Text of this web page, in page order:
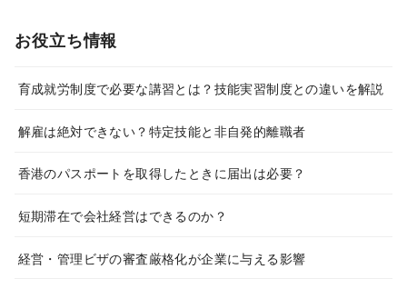
お役立ち情報
育成就労制度で必要な講習とは？技能実習制度との違いを解説
解雇は絶対できない？特定技能と非自発的離職者
香港のパスポートを取得したときに届出は必要？
短期滞在で会社経営はできるのか？
経営・管理ビザの審査厳格化が企業に与える影響